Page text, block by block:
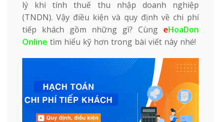
lý khi tính thuế thu nhập doanh nghiệp
(TNDN). Vậy điều kiện và quy định về chi phí
tiếp khách gồm những gì? Cùng eHoaDon
Online tìm hiểu kỹ hơn trong bài viết này nhé!